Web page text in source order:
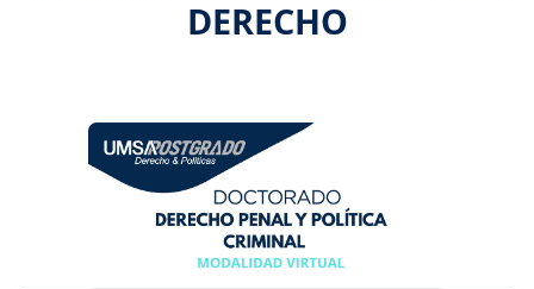
DERECHO